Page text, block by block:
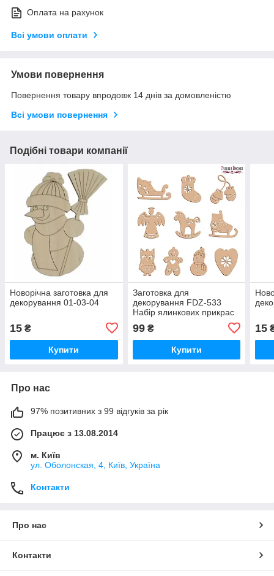
Оплата на рахунок
Всі умови оплати
Умови повернення
Повернення товару впродовж 14 днів за домовленістю
Всі умови повернення
Подібні товари компанії
Новорічна заготовка для
декорування 01-03-04
15 ₴
Купити
Заготовка для
декорування FDZ-533
Набір ялинкових прикрас
99₴
Купити
15
Про нас
97% позитивних з 99 відгуків за рік
Працює з 13.08.2014
м. Київ
ул. Оболонская, 4, Київ, Україна
Контакти
Про нас
Контакти